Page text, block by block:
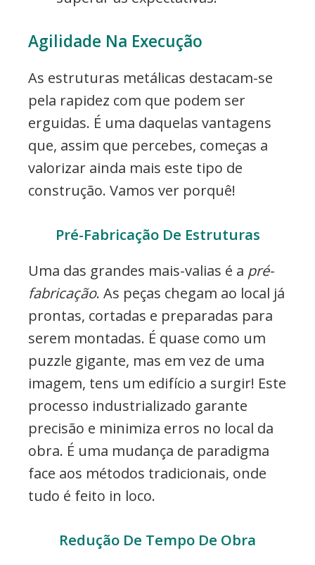
Agilidade Na Execução
As estruturas metálicas destacam-se
pela rapidez com que podem ser
erguidas. É uma daquelas vantagens
que, assim que percebes, começas a
valorizar ainda mais este tipo de
construção. Vamos ver porquê!
Pré-Fabricação De Estruturas
Uma das grandes mais-valias é a pré-
fabricação. As peças chegam ao local já
prontas, cortadas e preparadas para
serem montadas. É quase como um
puzzle gigante, mas em vez de uma
imagem, tens um edifício a surgir! Este
processo industrializado garante
precisão e minimiza erros no local da
obra. É uma mudança de paradigma
face aos métodos tradicionais, onde
tudo é feito in loco.
Redução De Tempo De Obra